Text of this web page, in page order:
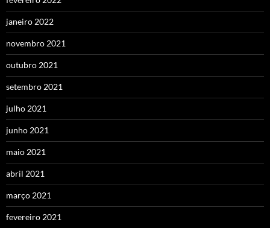
janeiro 2022
novembro 2021
outubro 2021
setembro 2021
julho 2021
junho 2021
maio 2021
abril 2021
março 2021
fevereiro 2021